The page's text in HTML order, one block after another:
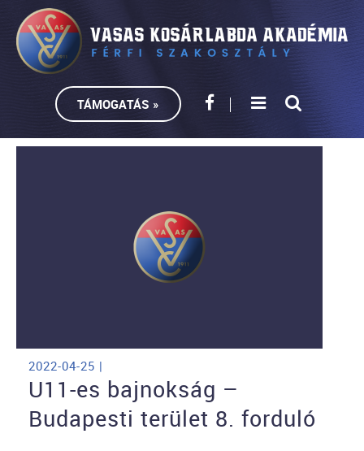
TÁMOGATÁS »
2022-04-25 |
U11-es bajnokság –
Budapesti terület 8. forduló